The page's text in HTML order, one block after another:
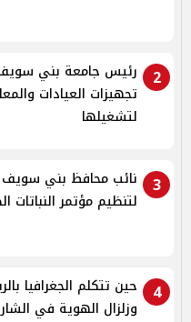
2
رئيس جامعة بني سويف
تجهيزات العيادات
لتشغيلها
3
نائب محافظ بني سويف
لتنظيم مؤتمر النباتات
4
حين تتكلم الجغرافيا
وزلزال الهوية في